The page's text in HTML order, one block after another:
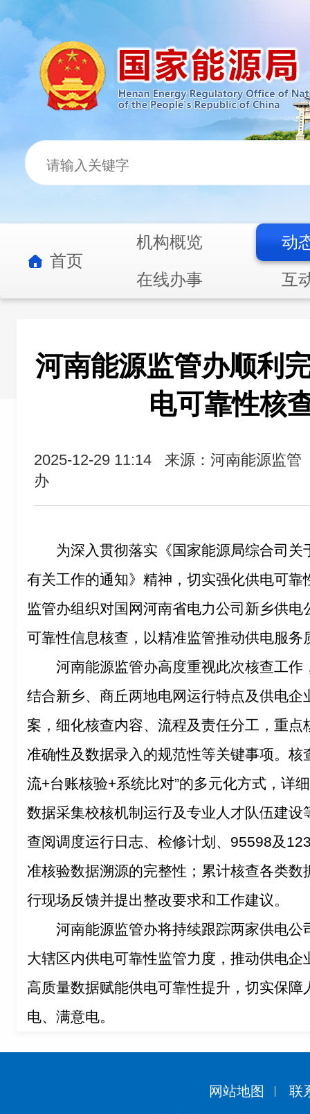
首页
机构概览
动
在线办事
互
河南能源监管办顺利
电可靠性核
2025-12-29 11:14
来源：河南能源监管
办
为深入贯彻落实《国家能源局综合司
有关工作的通知》精神，切实强化供电可
监管办组织对国网河南省电力公司新乡供
可靠性信息核查，以精准监管推动供电服务
河南能源监管办高度重视此次核查工
结合新乡、商丘两地电网运行特点及供电
案，细化核查内容、流程及责任分工，重
准确性及数据录入的规范性等关键事项。核
流+台账核验+系统比对”的多元化方式，详
数据采集校核机制运行及专业人才队伍建
查阅调度运行日志、检修计划、95598及
准核验数据溯源的完整性；累计核查各类
行现场反馈并提出整改要求和工作建议。
河南能源监管办将持续跟踪两家供电
大辖区内供电可靠性监管力度，推动供电
高质量数据赋能供电可靠性提升，切实保障
电、满意电。
网站地图 联